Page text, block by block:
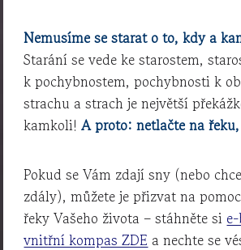
Nemusíme se starat o to, kdy a
Starání se vede ke starostem,
k pochybnostem, pochybnosti k
strachu a strach je největší
kamkoli!A proto: netlačte na
Pokud se Vám zdají sny (nebo
zdály), můžete je přizvat na
řeky Vašeho života – stáhněte si
vnitřní kompas ZDE a nechte se